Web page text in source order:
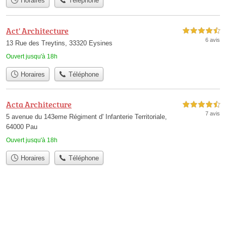
Act' Architecture
13 Rue des Treytins, 33320 Eysines
Ouvert jusqu'à 18h
4,5 étoiles sur 5
6 avis
Horaires Téléphone
Acta Architecture
5 avenue du 143eme Régiment d' Infanterie Territoriale,
64000 Pau
Ouvert jusqu'à 18h
4,5 étoiles sur 5
7 avis
Horaires Téléphone